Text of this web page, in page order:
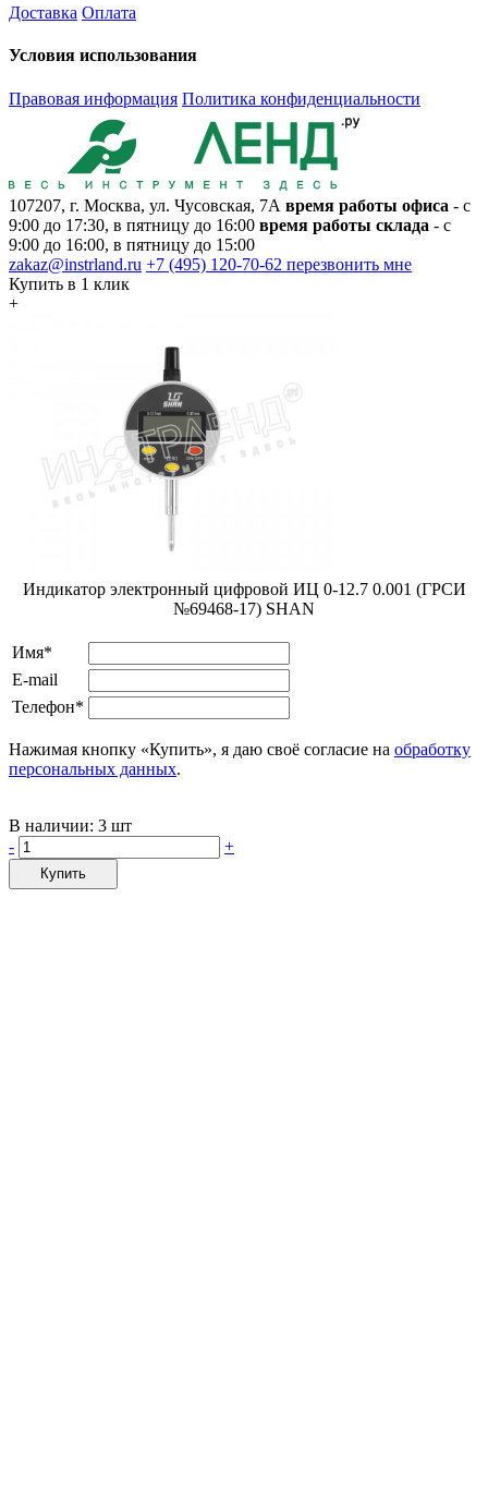
Доставка Оплата
Условия использования
Правовая информация Политика конфиденциальности
107207, г. Москва, ул. Чусовская, 7А время работы офиса - с
9:00 до 17:30, в пятницу до 16:00 время работы склада - с
9:00 до 16:00, в пятницу до 15:00
zakaz@instrland.ru +7 (495) 120-70-62 перезвонить мне
Купить в 1 клик
+
Индикатор электронный цифровой ИЦ 0-12.7 0.001 (ГРСИ
№69468-17) SHAN
Имя*
E-mail
Телефон*
Нажимая кнопку «Купить», я даю своё согласие на обработку
персональных данных.
В наличии: 3 шт
-
+
Купить